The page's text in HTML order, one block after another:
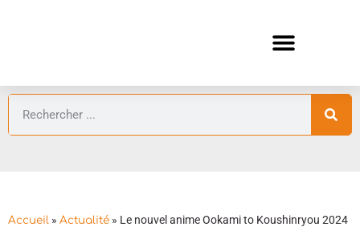
Accueil » Actualité » Le nouvel anime Ookami to Koushinryou 2024